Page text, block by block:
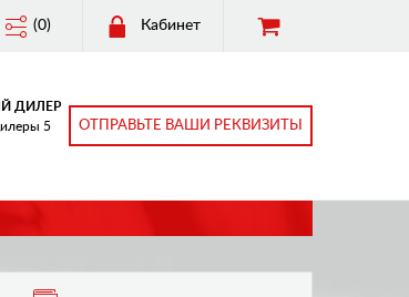
(0) Кабинет
ДИЛЕР
5
ОТПРАВЬТЕ ВАШИ РЕКВИЗИТЫ